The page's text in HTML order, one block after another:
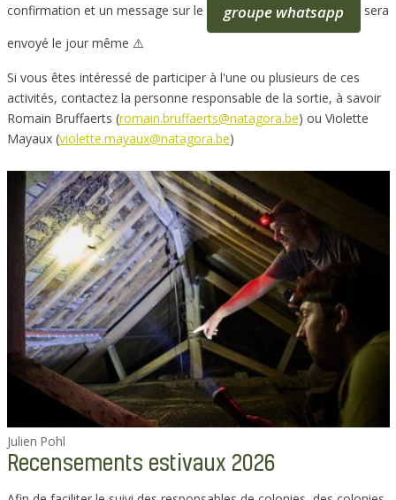
confirmation et un message sur le
groupe whatsapp
sera
envoyé le jour même ⚠️
Si vous êtes intéressé de participer à l'une ou plusieurs de ces
activités, contactez la personne responsable de la sortie, à savoir
Romain Bruffaerts (romain.bruffaerts@natagora.be) ou Violette
Mayaux (violette.mayaux@natagora.be)
Julien Pohl
Recensements estivaux 2026